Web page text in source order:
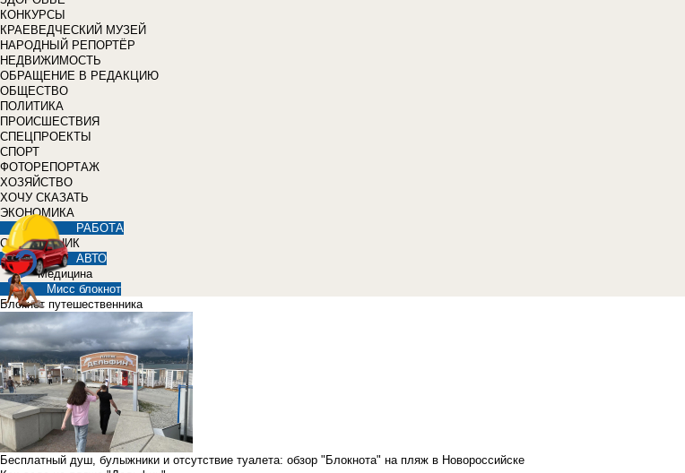
КОНКУРСЫ
КРАЕВЕДЧЕСКИЙ МУЗЕЙ
НАРОДНЫЙ РЕПОРТЁР
НЕДВИЖИМОСТЬ
ОБРАЩЕНИЕ В РЕДАКЦИЮ
ОБЩЕСТВО
ПОЛИТИКА
ПРОИСШЕСТВИЯ
СПЕЦПРОЕКТЫ
СПОРТ
ФОТОРЕПОРТАЖ
ХОЗЯЙСТВО
ХОЧУ СКАЗАТЬ
ЭКОНОМИКА
РАБОТА
СПРАВОЧНИК
АВТО
Медицина
Мисс блокнот
Блокнот путешественника
Бесплатный душ, булыжники и отсутствие туалета: обзор "Блокнота" на пляж в Новороссийске